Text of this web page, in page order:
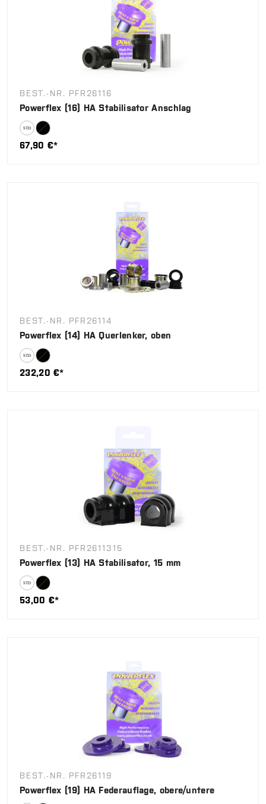
BEST.-NR. PFR26116
Powerflex (16) HA Stabilisator Anschlag
67,90 €*
BEST.-NR. PFR26114
Powerflex (14) HA Querlenker, oben
232,20 €*
BEST.-NR. PFR2611315
Powerflex (13) HA Stabilisator, 15 mm
53,00 €*
BEST.-NR. PFR26119
Powerflex (19) HA Federauflage, obere/untere